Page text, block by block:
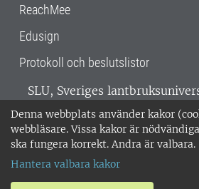
Denna webbplats använder kakor
webbläsare. Vissa kakor är
ska fungera korrekt. Andra är valbara.
Hantera valbara kakor
ReachMee
Edusign
Protokoll och beslutslistor
SLU, Sveriges
verksamhet över hela
Alnarp, Uppsala och Umeå.
miljöcertifierat enligt ISO
018-67 10 00 • Org nr: